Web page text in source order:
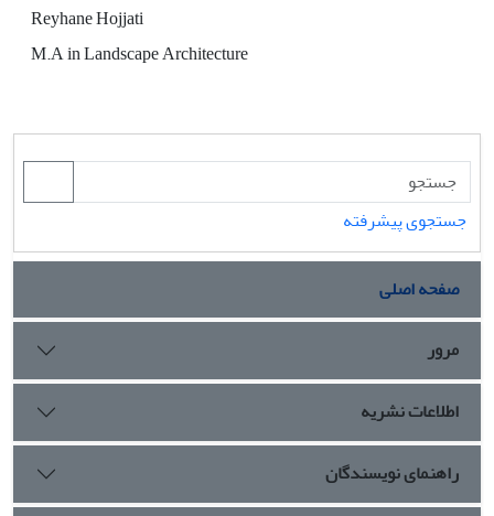
Reyhane Hojjati
M.A in Landscape Architecture
جستجوی پیشرفته
صفحه اصلی
مرور
اطلاعات نشریه
راهنمای نویسندگان